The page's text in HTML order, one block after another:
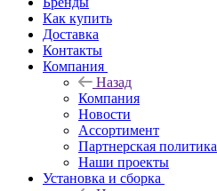
Как купить
Доставка
Контакты
Компания
Назад
Компания
Новости
Ассортимент
Партнерская политика
Наши проекты
Установка и сборка